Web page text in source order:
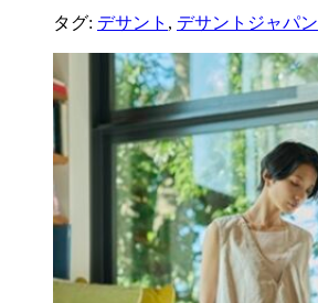
タグ: デサント , デサントジャパン